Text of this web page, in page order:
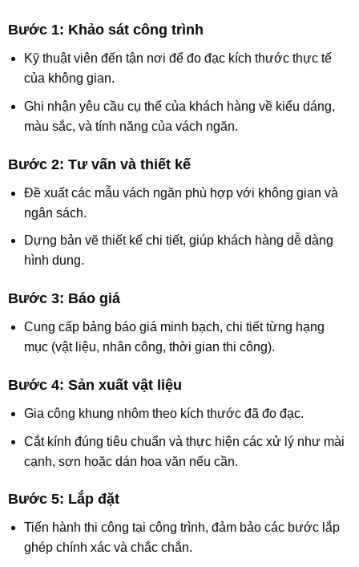
Bước 1: Khảo sát công trình
Kỹ thuật viên đến tận nơi để đo đạc kích thước thực tế
của không gian.
Ghi nhận yêu cầu cụ thể của khách hàng về kiểu dáng,
màu sắc, và tính năng của vách ngăn.
Bước 2: Tư vấn và thiết kế
Đề xuất các mẫu vách ngăn phù hợp với không gian và
ngân sách.
Dựng bản vẽ thiết kế chi tiết, giúp khách hàng dễ dàng
hình dung.
Bước 3: Báo giá
Cung cấp bảng báo giá minh bạch, chi tiết từng hạng
mục (vật liệu, nhân công, thời gian thi công).
Bước 4: Sản xuất vật liệu
Gia công khung nhôm theo kích thước đã đo đạc.
Cắt kính đúng tiêu chuẩn và thực hiện các xử lý như mài
cạnh, sơn hoặc dán hoa văn nếu cần.
Bước 5: Lắp đặt
Tiến hành thi công tại công trình, đảm bảo các bước lắp
ghép chính xác và chắc chắn.